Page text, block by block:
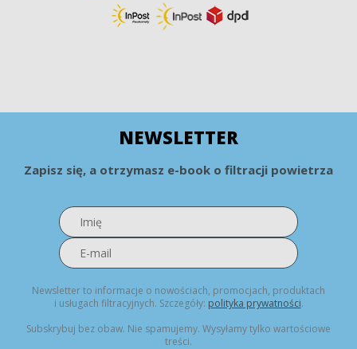
NEWSLETTER
Zapisz się, a otrzymasz e-book o filtracji powietrza
Newsletter to informacje o nowościach, promocjach, produktach
i usługach filtracyjnych. Szczegóły: polityka prywatności.
Subskrybuj bez obaw. Nie spamujemy. Wysyłamy tylko wartościowe
treści.